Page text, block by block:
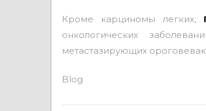
Кроме карциномы легких,
онкологических
метастазирующих
Blog